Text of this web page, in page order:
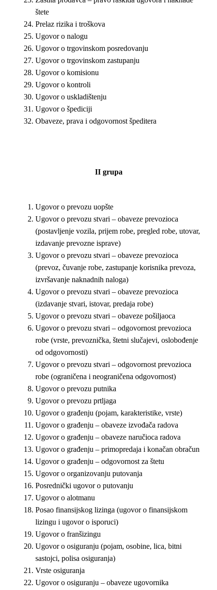
štete
Prelaz rizika i troškova
Ugovor o nalogu
Ugovor o trgovinskom posredovanju
Ugovor o trgovinskom zastupanju
Ugovor o komisionu
Ugovor o kontroli
Ugovor o uskladištenju
Ugovor o špediciji
Obaveze, prava i odgovornost špeditera
II grupa
Ugovor o prevozu uopšte
Ugovor o prevozu stvari – obaveze prevozioca
(postavljenje vozila, prijem robe, pregled robe, utovar,
izdavanje prevozne isprave)
Ugovor o prevozu stvari – obaveze prevozioca
(prevoz, čuvanje robe, zastupanje korisnika prevoza,
izvršavanje naknadnih naloga)
Ugovor o prevozu stvari – obaveze prevozioca
(izdavanje stvari, istovar, predaja robe)
Ugovor o prevozu stvari – obaveze pošiljaoca
Ugovor o prevozu stvari – odgovornost prevozioca
robe (vrste, prevoznička, štetni slučajevi, oslobođenje
od odgovornosti)
Ugovor o prevozu stvari – odgovornost prevozioca
robe (ograničena i neograničena odgovornost)
Ugovor o prevozu putnika
Ugovor o prevozu prtljaga
Ugovor o građenju (pojam, karakteristike, vrste)
Ugovor o građenju – obaveze izvođača radova
Ugovor o građenju – obaveze naručioca radova
Ugovor o građenju – primopredaja i konačan obračun
Ugovor o građenju – odgovornost za štetu
Ugovor o organizovanju putovanja
Posrednički ugovor o putovanju
Ugovor o alotmanu
Posao finansijskog lizinga (ugovor o finansijskom
lizingu i ugovor o isporuci)
Ugovor o franšizingu
Ugovor o osiguranju (pojam, osobine, lica, bitni
sastojci, polisa osiguranja)
Vrste osiguranja
Ugovor o osiguranju – obaveze ugovornika